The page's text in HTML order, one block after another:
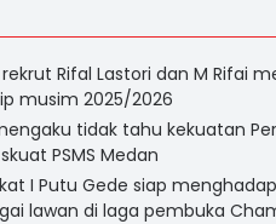
rekrut Rifal Lastori dan M Rifai
musim 2025/2026
tidak tahu kekuatan
PSMS Medan
I Putu Gede siap
lawan di laga pembuka